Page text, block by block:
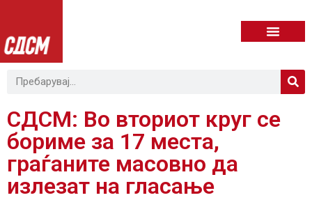
СДСМ: Во вториот круг се
бориме за 17 места,
граѓаните масовно да
излезат на гласање